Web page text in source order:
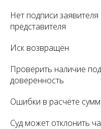
Нет подписи
представителя
Иск возвращён
Проверить наличие
доверенность
Ошибки в расчёте
Суд может отклонить